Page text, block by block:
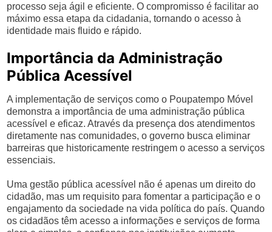
processo seja ágil e eficiente. O compromisso é facilitar ao
máximo essa etapa da cidadania, tornando o acesso à
identidade mais fluido e rápido.
Importância da Administração
Pública Acessível
A implementação de serviços como o Poupatempo Móvel
demonstra a importância de uma administração pública
acessível e eficaz. Através da presença dos atendimentos
diretamente nas comunidades, o governo busca eliminar
barreiras que historicamente restringem o acesso a serviços
essenciais.
Uma gestão pública acessível não é apenas um direito do
cidadão, mas um requisito para fomentar a participação e o
engajamento da sociedade na vida política do país. Quando
os cidadãos têm acesso a informações e serviços de forma